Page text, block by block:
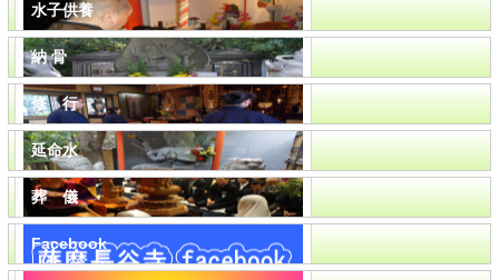
水子供養
納 骨
修 行
延命水
葬 儀
Facebook